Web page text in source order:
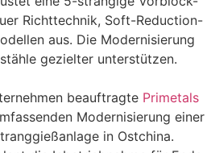
Richttechnik, Soft-Reduction-
aus. Die Modernisierung
gezielter unterstützen.
beauftragte Primetals
Modernisierung einer
in Ostchina.